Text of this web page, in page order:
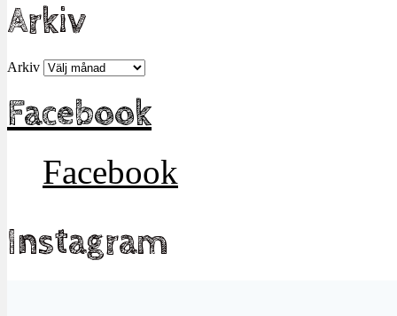
Arkiv
Arkiv
Facebook
Facebook
Instagram